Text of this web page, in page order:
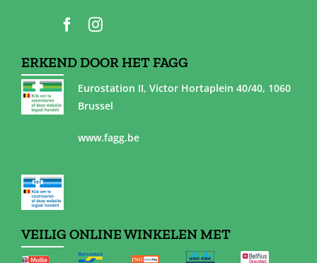
ERKEND DOOR HET FAGG
Eurostation II, Victor Hortaplein 40/40, 1060
Brussel
www.fagg.be
VEILIG ONLINE WINKELEN MET